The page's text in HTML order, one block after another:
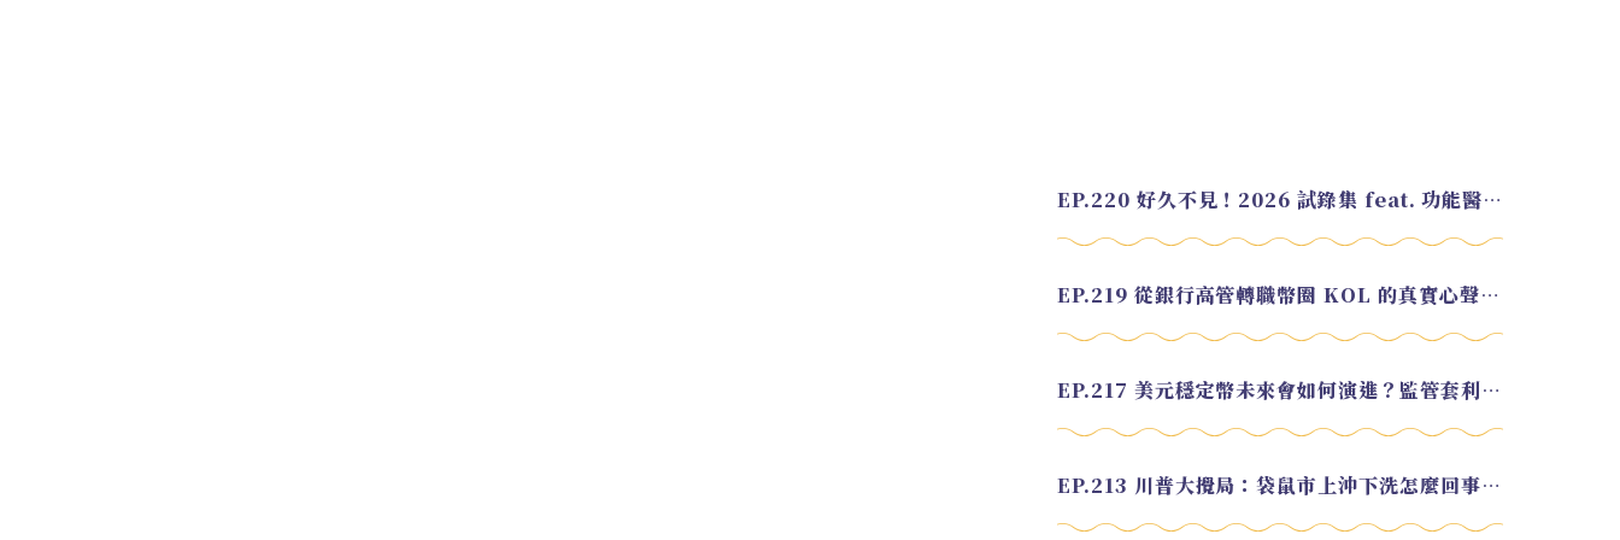
EP.220 好久不見！2026 試錄集 feat. 功能醫學營養師 美寶
EP.219 從銀行高管轉職幣圈 KOL 的真實心聲 feat.龜大
EP.217 美元穩定幣未來會如何演進？監管套利終將收斂？feat. 研究員 余哲安
EP.213 川普大攪局：袋鼠市上沖下洗怎麼回事？feat. Alvin